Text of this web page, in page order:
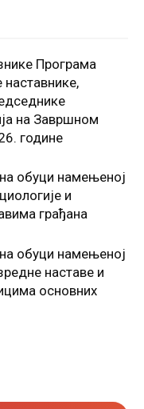
Програмa
на Завршном
године
обуци намењеној
и
грађана
обуци намењеној
наставе и
основних